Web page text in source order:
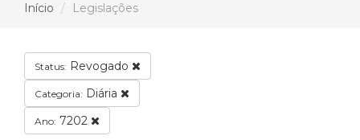
Início Legislações
Status: Revogado
Categoria: Diária
Ano: 7202